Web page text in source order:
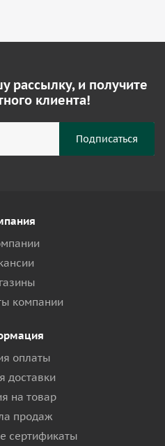
рассылку, и получите
клиента!
компании
оплаты
доставки
на товар
продаж
сертификаты